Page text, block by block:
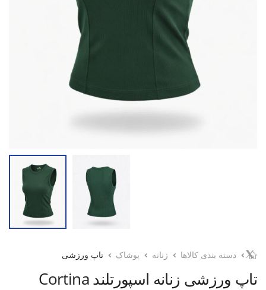
دسته بندی کالاها زنانه پوشاک تاپ ورزشی
تاپ ورزشی زنانه اسپورتلند Cortina